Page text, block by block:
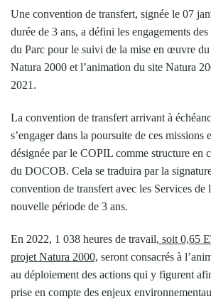
Une convention de transfert, signée le 07
durée de 3 ans, a défini les engagements
du Parc pour le suivi de la mise en œuvre
Natura 2000 et l’animation du site Natura
2021.
La convention de transfert arrivant à
s’engager dans la poursuite de ces missions
désignée par le COPIL comme structure en
du DOCOB. Cela se traduira par la
convention de transfert avec les Services de
nouvelle période de 3 ans.
En 2022, 1 038 heures de travail, soit 0,65
projet Natura 2000, seront consacrés à
au déploiement des actions qui y figurent
prise en compte des enjeux